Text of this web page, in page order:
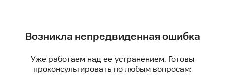
Возникла непредвиденная ошибка
Уже работаем над ее устранением. Готовы
проконсультировать по любым вопросам: